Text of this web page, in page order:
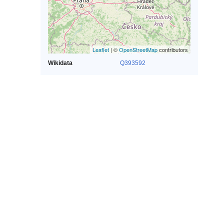
Leaflet | ©OpenStreetMapcontributors
Wikidata Q393592